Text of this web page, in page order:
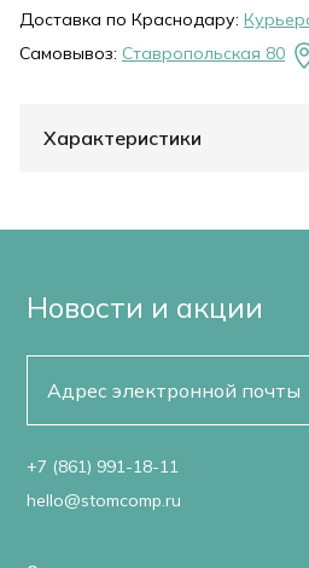
Доставка по Краснодару:
Самовывоз: Ставропольская 80
Характеристики
Новости и акции
+7 (861) 991-18-11
hello@stomcomp.ru